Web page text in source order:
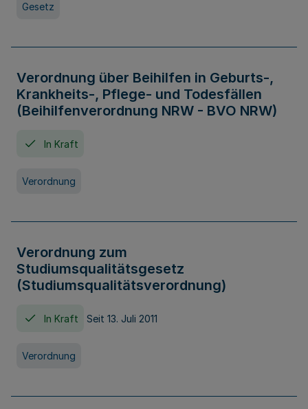
Gesetz
Verordnung über Beihilfen in Geburts-,
Krankheits-, Pflege- und Todesfällen
(Beihilfenverordnung NRW - BVO NRW)
In Kraft
Verordnung
Verordnung zum
Studiumsqualitätsgesetz
(Studiumsqualitätsverordnung)
In Kraft Seit 13. Juli 2011
Verordnung